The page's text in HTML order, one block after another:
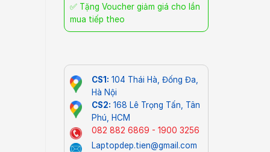
✅ Tặng Voucher giảm giá cho lần
mua tiếp theo
CS1: 104 Thái Hà, Đống Đa,
Hà Nội
CS2: 168 Lê Trọng Tấn, Tân
Phú, HCM
082 882 6869 - 1900 3256
Laptopdep.tien@gmail.com
(New Open Box) số lượng